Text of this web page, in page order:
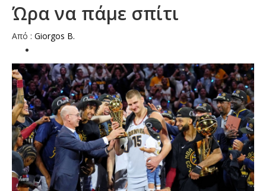
Ώρα να πάμε σπίτι
Από : Giorgos B.